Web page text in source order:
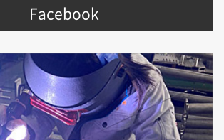
Facebook